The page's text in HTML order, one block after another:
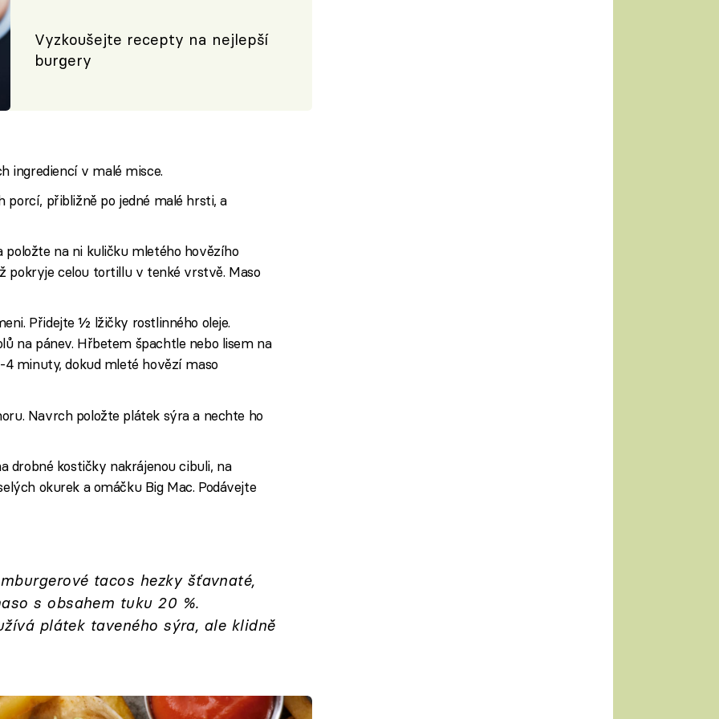
Vyzkoušejte recepty na nejlepší
burgery
ingrediencí v malé misce.
porcí, přibližně po jedné malé hrsti, a
na ni kuličku mletého hovězího
pokryje celou tortillu v tenké vrstvě. Maso
Přidejte ½ lžičky rostlinného oleje.
na pánev. Hřbetem špachtle nebo lisem na
minuty, dokud mleté hovězí maso
Navrch položte plátek sýra a nechte ho
drobné kostičky nakrájenou cibuli, na
okurek a omáčku Big Mac. Podávejte
tacos hezky šťavnaté,
s obsahem tuku 20 %.
plátek taveného sýra, ale klidně